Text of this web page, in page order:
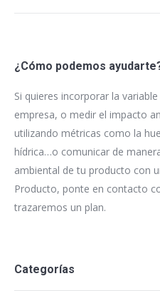
¿Cómo podemos
Si quieres incorporar la
empresa, o medir el impacto
utilizando métricas como la
hídrica…o comunicar de
ambiental de tu producto con
Producto, ponte en contacto
trazaremos un plan.
Categorías